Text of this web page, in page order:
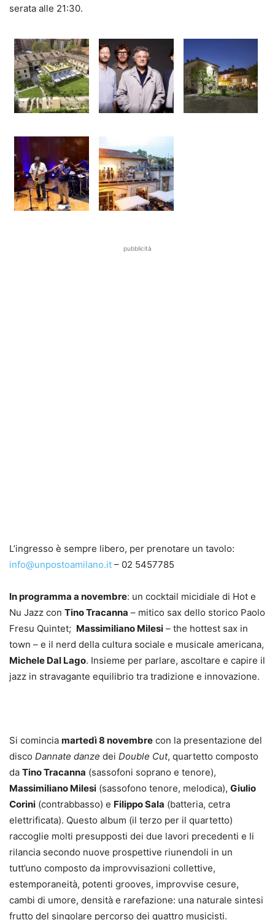
serata alle 21:30.
pubblicità
L’ingresso è sempre libero, per prenotare un tavolo:
info@unpostoamilano.it – 02 5457785
In programma a novembre: un cocktail micidiale di Hot e
Nu Jazz con Tino Tracanna – mitico sax dello storico Paolo
Fresu Quintet; Massimiliano Milesi – the hottest sax in
town – e il nerd della cultura sociale e musicale americana,
Michele Dal Lago. Insieme per parlare, ascoltare e capire il
jazz in stravagante equilibrio tra tradizione e innovazione.
Si comincia martedì 8 novembre con la presentazione del
disco Dannate danze dei Double Cut, quartetto composto
da Tino Tracanna (sassofoni soprano e tenore),
Massimiliano Milesi (sassofono tenore, melodica), Giulio
Corini (contrabbasso) e Filippo Sala (batteria, cetra
elettrificata). Questo album (il terzo per il quartetto)
raccoglie molti presupposti dei due lavori precedenti e li
rilancia secondo nuove prospettive riunendoli in un
tutt’uno composto da improvvisazioni collettive,
estemporaneità, potenti grooves, improvvise cesure,
cambi di umore, densità e rarefazione: una naturale sintesi
frutto del singolare percorso dei quattro musicisti.